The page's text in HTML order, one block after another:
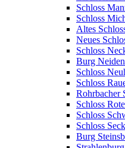
Schloss
Schloss
Altes
Neues
Schloss
Burg
Schloss
Schloss
Rohrbacher
Schloss
Schloss
Schloss
Burg